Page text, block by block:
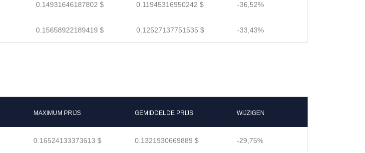
0.14931646187802 $ 0.11945316950242 $ -36,52%
0.15658922189419 $ 0.12527137751535 $ -33,43%
MAXIMUM PRIJS GEMIDDELDE PRIJS WIJZIGEN
0.16524133373613 $ 0.1321930669889 $ -29,75%